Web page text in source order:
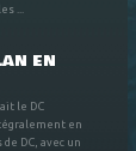
...
EN
le DC
en
DC, avec un